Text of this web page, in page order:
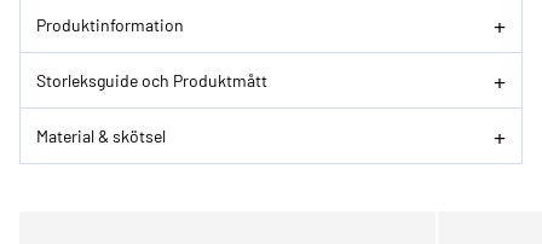
Produktinformation
Storleksguide och Produktmått
Material & skötsel